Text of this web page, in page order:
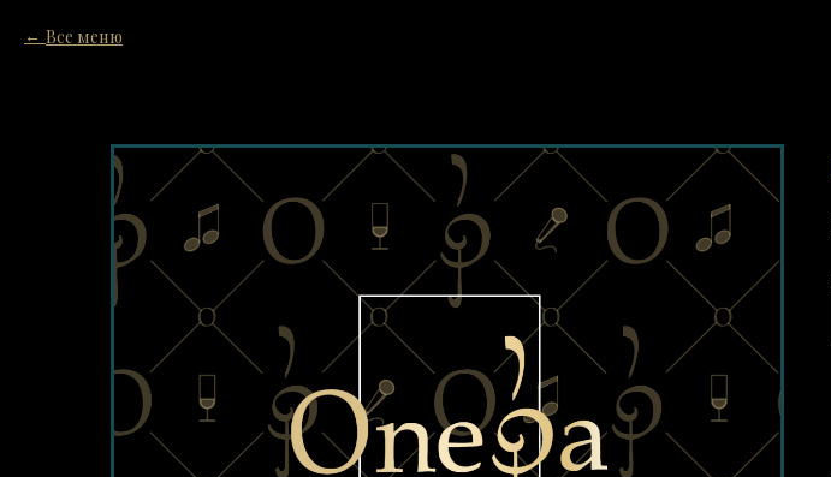
Все меню